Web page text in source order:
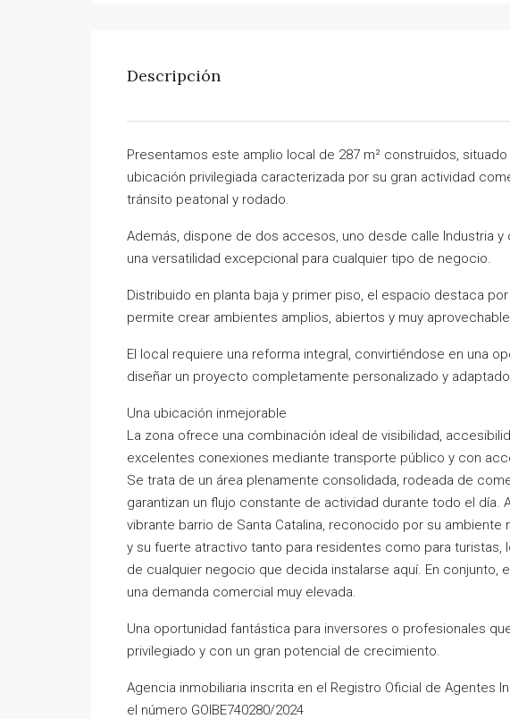
Descripción
Presentamos este amplio local de 287 m² construidos,
ubicación privilegiada caracterizada por su gran actividad
tránsito peatonal y rodado.
Además, dispone de dos accesos, uno desde calle Industria
una versatilidad excepcional para cualquier tipo de negocio.
Distribuido en planta baja y primer piso, el espacio destaca
permite crear ambientes amplios, abiertos y muy
El local requiere una reforma integral, convirtiéndose en una
diseñar un proyecto completamente personalizado y
Una ubicación inmejorable
La zona ofrece una combinación ideal de visibilidad,
excelentes conexiones mediante transporte público y con
Se trata de un área plenamente consolidada, rodeada de
garantizan un flujo constante de actividad durante todo el día.
vibrante barrio de Santa Catalina, reconocido por su
y su fuerte atractivo tanto para residentes como para turistas,
de cualquier negocio que decida instalarse aquí. En conjunto,
una demanda comercial muy elevada.
Una oportunidad fantástica para inversores o profesionales
privilegiado y con un gran potencial de crecimiento.
Agencia inmobiliaria inscrita en el Registro Oficial de Agentes
el número GOIBE740280/2024